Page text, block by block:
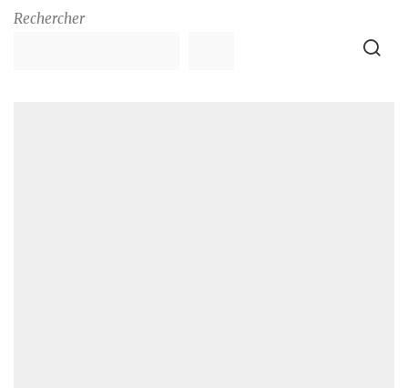
Rechercher